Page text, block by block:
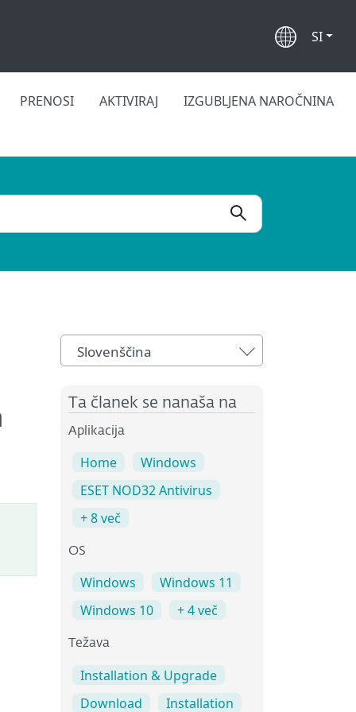
SI
PRENOSI AKTIVIRAJ IZGUBLJENA NAROČNINA
Slovenščina
Ta članek se nanaša na
Aplikacija
Home
Windows
ESET NOD32 Antivirus
+ 8 več
OS
Windows
Windows 11
Windows 10
+ 4 več
Težava
Installation & Upgrade
Download
Installation